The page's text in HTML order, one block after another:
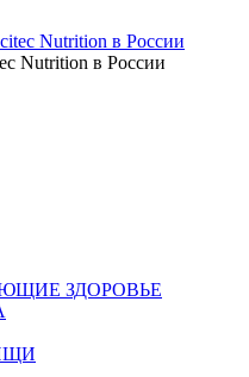
Nutrition в России
ЗДОРОВЬЕ